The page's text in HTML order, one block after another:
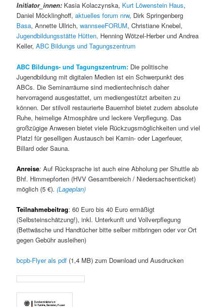
Initiator_innen: Kasia Kolaczynska, Kurt Löwenstein Haus,
Daniel Möcklinghoff,aktuelles forum nrw, Dirk Springenberg
Basa, Annette Ullrich,wannseeFORUM, Christiane Knebel,
Jugendbildungsstätte Hütten, Henning Wötzel-Herber und Andrea
Keller,ABC Bildungs und Tagungszentrum
ABC Bildungs- und Tagungszentrum: Die politische
Jugendbildung mit digitalen Medien ist ein Schwerpunkt des
ABCs. Die Seminarräume sind medientechnisch daher
hervorragend ausgestattet, um mediengestützt arbeiten zu
können. Der stilvoll restaurierte Bauernhof bietet zudem absolute
Ruhe, heimelige Atmosphäre und leckere Verpflegung. Das
großzügige Anwesen bietet viele Rückzugsmöglichkeiten und viel
Platzl für geselligen Austausch bei Kamin- oder Lagerfeuer,
Billard oder Sauna.
Anreise:Auf Rücksprache ist auch eine Abholung per Shuttle ab
Bhf. Himmepforten (HVV Gesamtbereich / Niedersachsenticket)
möglich (5 €). (Lageplan)
Teilnahmebeitrag:60 Euro bis 40 Euro ermäßigt
(Selbsteinschätzung!), inkl. Unterkunft und Vollverpflegung
(Bettwäsche und Handtücher bitte selber mitbringen oder vor Ort
gegen Gebühr ausleihen)
bcpb-Flyer als pdf (1,4 MB) zum Download und Ausdrucken